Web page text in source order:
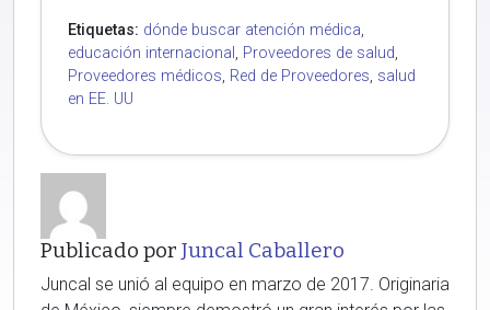
Etiquetas: dónde buscar atención médica,
educación internacional , Proveedores de salud,
Proveedores médicos, Red de Proveedores, salud
en EE. UU
Publicado por Juncal Caballero
Juncal se unió al equipo en marzo de 2017. Originaria